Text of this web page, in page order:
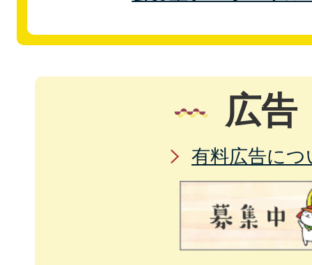
広告
有料広告につ